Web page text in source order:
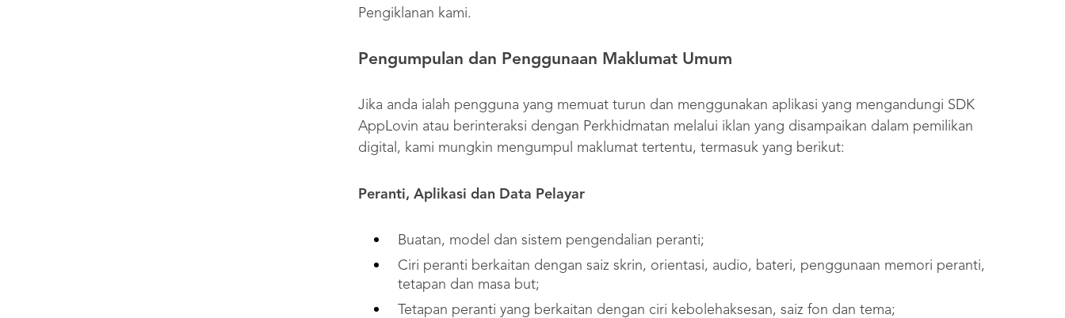
Pengiklanan kami.
Pengumpulan dan Penggunaan Maklumat Umum
Jika anda ialah pengguna yang memuat turun dan menggunakan aplikasi yang mengandungi SDK
AppLovin atau berinteraksi dengan Perkhidmatan melalui iklan yang disampaikan dalam pemilikan
digital, kami mungkin mengumpul maklumat tertentu, termasuk yang berikut:
Peranti, Aplikasi dan Data Pelayar
Buatan, model dan sistem pengendalian peranti;
Ciri peranti berkaitan dengan saiz skrin, orientasi, audio, bateri, penggunaan memori peranti,
tetapan dan masa but;
Tetapan peranti yang berkaitan dengan ciri kebolehaksesan, saiz fon dan tema;